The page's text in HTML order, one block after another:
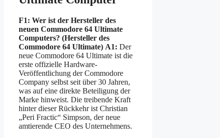
F1: Wer ist der Hersteller des
neuen Commodore 64 Ultimate
Computers? (Hersteller des
Commodore 64 Ultimate) A1: Der
neue Commodore 64 Ultimate ist die
erste offizielle Hardware-
Veröffentlichung der Commodore
Company selbst seit über 30 Jahren,
was auf eine direkte Beteiligung der
Marke hinweist. Die treibende Kraft
hinter dieser Rückkehr ist Christian
„Peri Fractic“ Simpson, der neue
amtierende CEO des Unternehmens.